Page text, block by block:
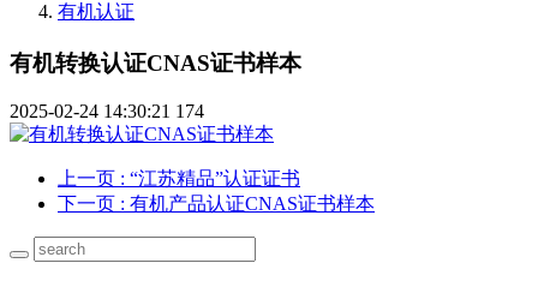
有机认证
有机转换认证CNAS证书样本
2025-02-24 14:30:21 174
上一页 : “江苏精品”认证证书
下一页 : 有机产品认证CNAS证书样本